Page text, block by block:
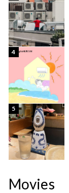
4
5
Movies